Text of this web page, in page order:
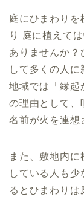
庭にひまわりを
り 庭に植えて
ありませんか？
して多くの人
地域では「縁起
の理由として、
名前が火を連想
また、敷地内に
している人も
るとひまわりは